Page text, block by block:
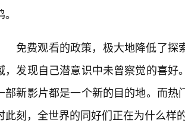
免费观看的政策，极大地降低了
，发现自己潜意识中未曾察觉的喜
部新影片都是一个新的目的地。而
此刻，全世界的同好们正在为什么样